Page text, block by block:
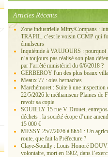
Articles Récents
Zone industrielle Mitry/Compans :
TRAPIL, c’est le voisin CCMP qui
émulseurs
Inquiétude à VAUJOURS :
n’a toujours pas réalisé son plan
par l’arrêté ministériel du 6/6/2018 ?
GERBEROY l'un des plus beaux
Meaux 77 : oies bernaches
Marchémoret : Suite à une inspection
22/5/2026 le méthaniseur Plaines de
revoir sa copie
SOUILLY 15 rue V. Drouet,
déchets : la société écope d’une
15 000 €
MESSY 25/7/2026 à 8h51 : Un
route, que fait la Préfecture ?
Claye-Souilly : Louis Honoré
volontaire, mort en 1902, dans